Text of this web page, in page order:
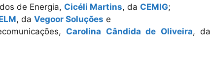
de Energia, Cicéli Martins, da CEMIG;
, da Vegoor Soluções e
Carolina Cândida de Oliveira, da